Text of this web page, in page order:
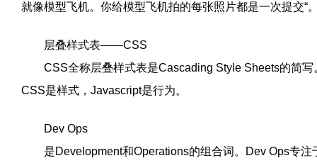
就像模型飞机。你给模型飞机拍的每张照片都是一次提交“
层叠样式表——CSS
CSS全称层叠样式表是Cascading Style Sheets的简写
CSS是样式，Javascript是行为。
Dev Ops
是Development和Operations的组合词。Dev Ops专注